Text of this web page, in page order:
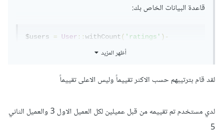
قاعدة البيانات الخاص بك:
$users = User::withCount('ratings')-
'ratings_count'
orderByDesc() لترتيب النتائج بترتيب تنازلي وفقًا لعدد
أظهر المزيد
لقد قام بترتيبهم حسب الاكثر تقييماً وليس الاعلى تقييماً
لدي مستخدم تم تقييمه من قبل عميلين لكل العميل الاول 3 والعميل الثاني
5